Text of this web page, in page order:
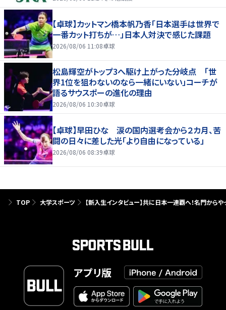
【卓球】カットマン橋本帆乃香「日本選手は世界で
一番カット打ちが…」日本人対決で感じた課題
2026/08/06 11:08卓球
松島輝空がトップ3へ駆け上がった分岐点 「世
界1位を狙わないのなら一緒にいない」コーチが
語るサウスポーの進化の理由
2026/08/06 10:30卓球
【卓球】早田ひな 涙の国内選考会から２カ月、苦
闘の日々に差した光「より自由になっている」
2026/08/06 08:39卓球
TOP 大学スポーツ 【新入生インタビュー】共に日本一連覇へ！名門から
アプリ版